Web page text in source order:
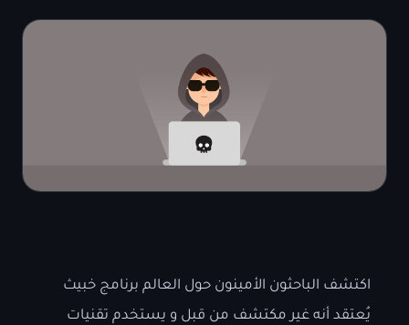
اكتشف الباحثون الأمينون حول العالم برنامج خبيث
يُعتقد أنه غير مكتشف من قبل و يستخدم تقنيات